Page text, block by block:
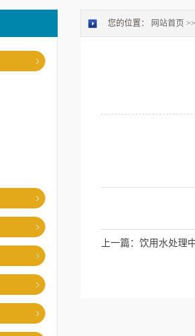
您的位置： 网站首页
上一篇： 饮用水处理